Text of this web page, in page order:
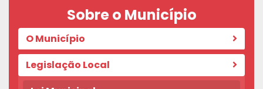
Sobre o Município
O Município
Legislação Local